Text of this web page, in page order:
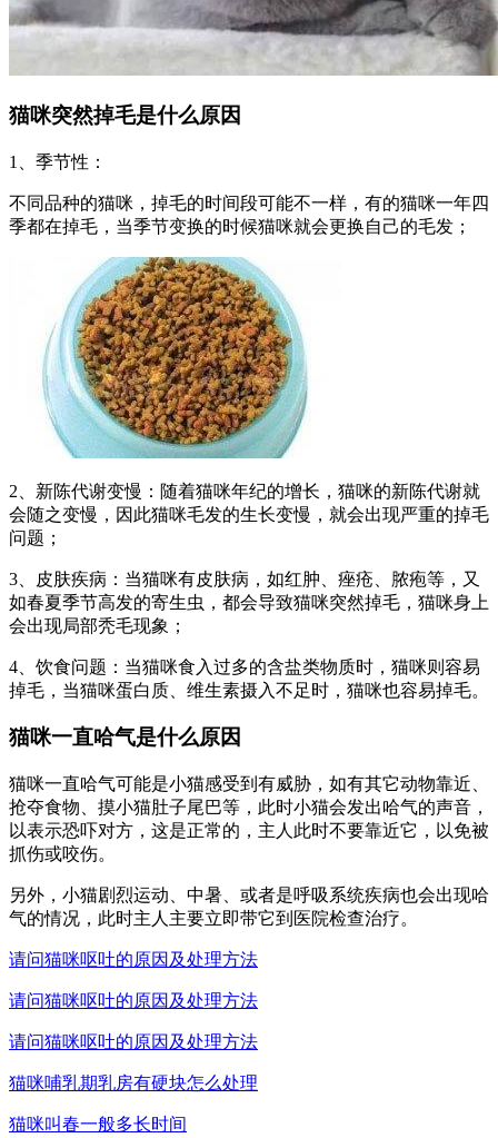
猫咪突然掉毛是什么原因
1、季节性：
不同品种的猫咪，掉毛的时间段可能不一样，有的猫咪一年四
季都在掉毛，当季节变换的时候猫咪就会更换自己的毛发；
2、新陈代谢变慢：随着猫咪年纪的增长，猫咪的新陈代谢就
会随之变慢，因此猫咪毛发的生长变慢，就会出现严重的掉毛
问题；
3、皮肤疾病：当猫咪有皮肤病，如红肿、痤疮、脓疱等，又
如春夏季节高发的寄生虫，都会导致猫咪突然掉毛，猫咪身上
会出现局部秃毛现象；
4、饮食问题：当猫咪食入过多的含盐类物质时，猫咪则容易
掉毛，当猫咪蛋白质、维生素摄入不足时，猫咪也容易掉毛。
猫咪一直哈气是什么原因
猫咪一直哈气可能是小猫感受到有威胁，如有其它动物靠近、
抢夺食物、摸小猫肚子尾巴等，此时小猫会发出哈气的声音，
以表示恐吓对方，这是正常的，主人此时不要靠近它，以免被
抓伤或咬伤。
另外，小猫剧烈运动、中暑、或者是呼吸系统疾病也会出现哈
气的情况，此时主人主要立即带它到医院检查治疗。
请问猫咪呕吐的原因及处理方法
请问猫咪呕吐的原因及处理方法
请问猫咪呕吐的原因及处理方法
猫咪哺乳期乳房有硬块怎么处理
猫咪叫春一般多长时间